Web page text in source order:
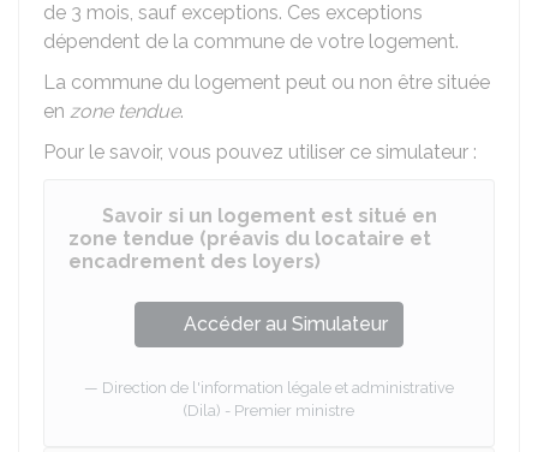
de 3 mois, sauf exceptions. Ces exceptions
dépendent de la commune de votre logement.
La commune du logement peut ou non être située
en zone tendue.
Pour le savoir, vous pouvez utiliser ce simulateur :
Savoir si un logement est situé en
zone tendue (préavis du locataire et
encadrement des loyers)
Accéder au Simulateur
Direction de l'information légale et administrative
(Dila) - Premier ministre